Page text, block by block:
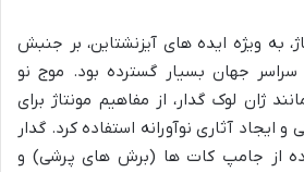
به ویژه ایده های آیزنشتاین، بر جنبش
جهان بسیار گسترده بود. موج نو
ژان لوک گدار، از مفاهیم مونتاژ برای
ایجاد آثاری نوآورانه استفاده کرد. گدار
از جامپ کات ها (برش های پرشی) و